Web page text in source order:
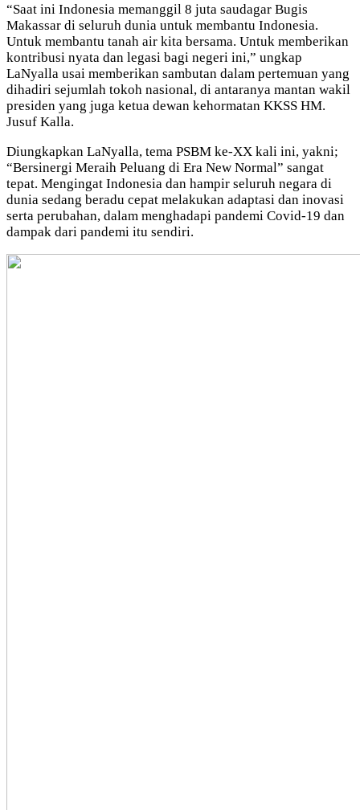
“Saat ini Indonesia memanggil 8 juta saudagar Bugis
Makassar di seluruh dunia untuk membantu Indonesia.
Untuk membantu tanah air kita bersama. Untuk memberikan
kontribusi nyata dan legasi bagi negeri ini,” ungkap
LaNyalla usai memberikan sambutan dalam pertemuan yang
dihadiri sejumlah tokoh nasional, di antaranya mantan wakil
presiden yang juga ketua dewan kehormatan KKSS HM.
Jusuf Kalla.
Diungkapkan LaNyalla, tema PSBM ke-XX kali ini, yakni;
“Bersinergi Meraih Peluang di Era New Normal” sangat
tepat. Mengingat Indonesia dan hampir seluruh negara di
dunia sedang beradu cepat melakukan adaptasi dan inovasi
serta perubahan, dalam menghadapi pandemi Covid-19 dan
dampak dari pandemi itu sendiri.